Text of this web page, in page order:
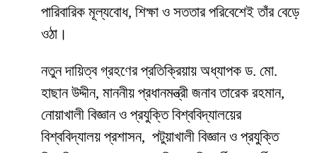
পারিবারিক মূল্যবোধ, শিক্ষা ও সততার পরিবেশেই তাঁর বেড়ে
ওঠা।
নতুন দায়িত্ব গ্রহণের প্রতিক্রিয়ায় অধ্যাপক ড. মো.
হাছান উদ্দীন, মাননীয় প্রধানমন্ত্রী জনাব তারেক রহমান,
নোয়াখালী বিজ্ঞান ও প্রযুক্তি বিশ্ববিদ্যালয়ের
বিশ্ববিদ্যালয় প্রশাসন, পটুয়াখালী বিজ্ঞান ও প্রযুক্তি